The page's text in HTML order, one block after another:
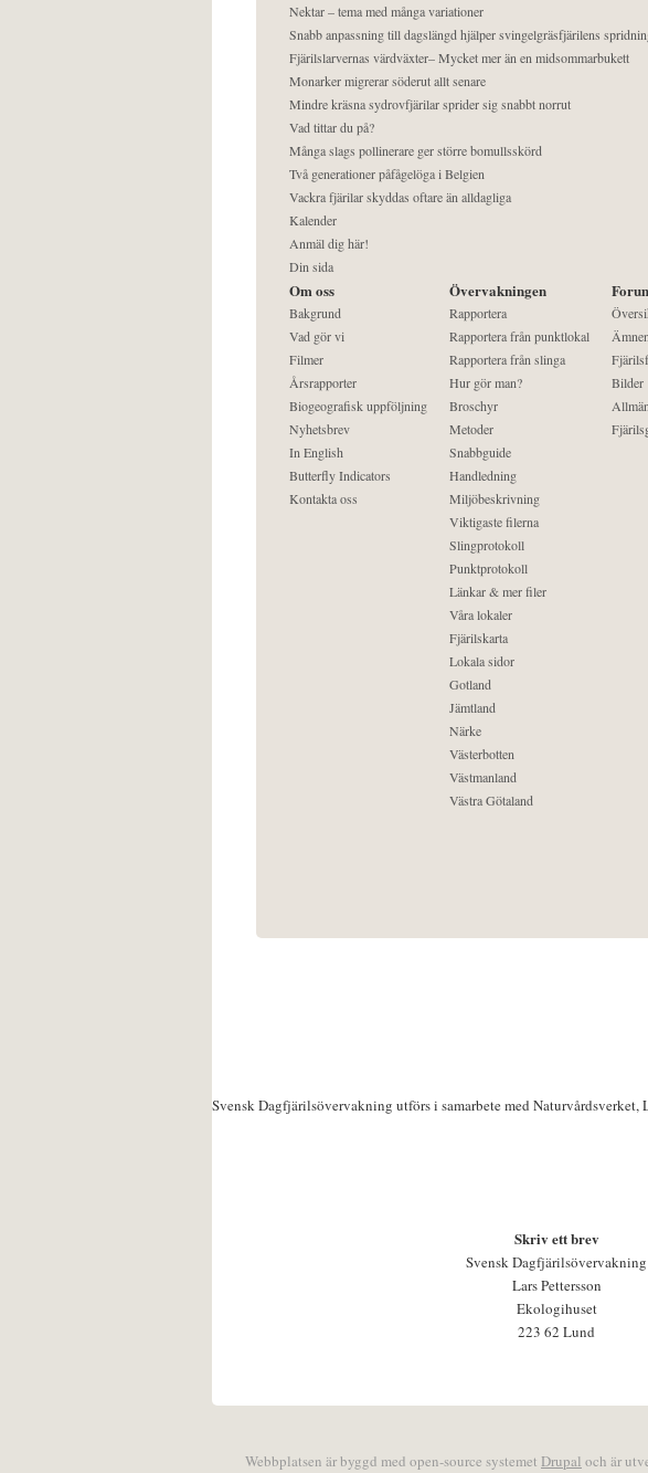
Nektar – tema med många variationer
Snabb anpassning till dagslängd hjälper svingelgräsfjärilens
Fjärilslarvernas värdväxter– Mycket mer än en midsommarbukett
Monarker migrerar söderut allt senare
Mindre kräsna sydrovfjärilar sprider sig snabbt norrut
Vad tittar du på?
Många slags pollinerare ger större bomullsskörd
Två generationer påfågelöga i Belgien
Vackra fjärilar skyddas oftare än alldagliga
Kalender
Anmäl dig här!
Din sida
Om oss
Bakgrund
Vad gör vi
Filmer
Årsrapporter
Biogeografisk uppföljning
Nyhetsbrev
In English
Butterfly Indicators
Kontakta oss
Övervakningen
Rapportera
Rapportera från punktlokal
Rapportera från slinga
Hur gör man?
Broschyr
Metoder
Snabbguide
Handledning
Miljöbeskrivning
Viktigaste filerna
Slingprotokoll
Punktprotokoll
Länkar & mer filer
Våra lokaler
Fjärilskarta
Lokala sidor
Gotland
Jämtland
Närke
Västerbotten
Västmanland
Västra Götaland
Ämnen
Bilder
Svensk Dagfjärilsövervakning utförs i samarbete med
Skriv ett brev
Svensk Dagfjärilsövervakning
Lars Pettersson
Ekologihuset
223 62 Lund
Webbplatsen är byggd med open-source systemet Drupal och är